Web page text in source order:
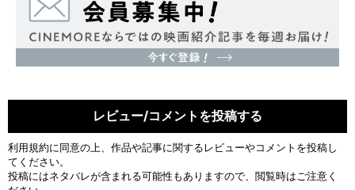
レビュー/コメントを投稿する
利用規約に同意の上、作品や記事に関するレビューやコメントを投稿し
てください。
投稿にはネタバレが含まれる可能性もありますので、閲覧時はご注意く